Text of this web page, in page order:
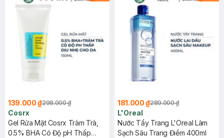
139.000 ₫298.000 ₫
Cosrx
Gel Rửa Mặt Cosrx Tràm Trà,
0.5% BHA Có Độ pH Thấp
181.000 ₫289.000 ₫
L'Oreal
Nước Tẩy Trang L'Oreal Làm
Sạch Sâu Trang Điểm 400ml